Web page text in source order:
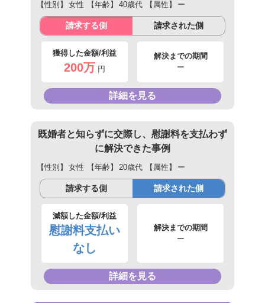
【性別】 女性 【年齢】 40歳代 【属性】 ー
請求する側 請求された側
獲得した金額/利益
200万 円
解決までの期間
ー
詳細を見る
既婚者と知らずに交際し、慰謝料を支払わず
に解決できた事例
【性別】 女性 【年齢】 20歳代 【属性】 ー
請求する側 請求された側
減額した金額/利益
慰謝料支払い
なし
解決までの期間
ー
詳細を見る